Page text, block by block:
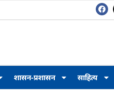
शासन-प्रशासन साहित्य